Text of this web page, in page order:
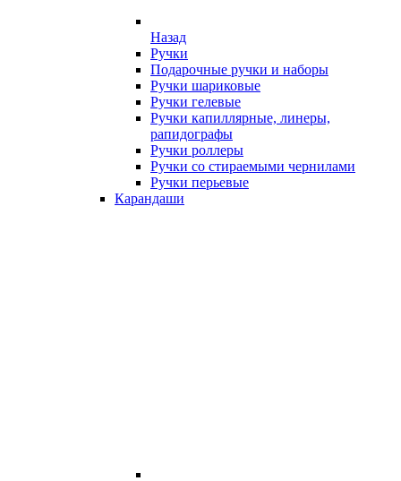
Назад
Ручки
Подарочные ручки и наборы
Ручки шариковые
Ручки гелевые
Ручки капиллярные, линеры,
рапидографы
Ручки роллеры
Ручки со стираемыми чернилами
Ручки перьевые
Карандаши